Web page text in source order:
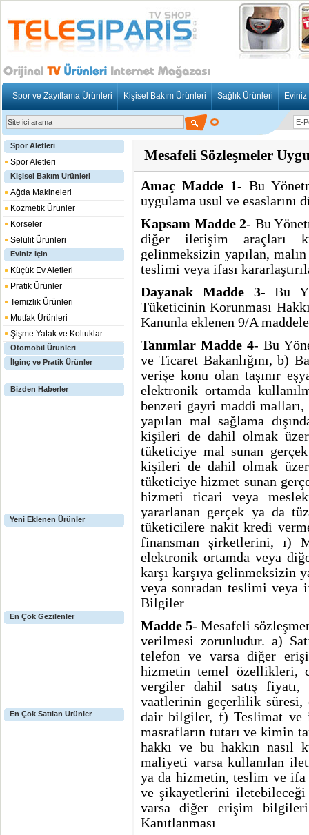
Spor ve Zayıflama Ürünleri Kişisel Bakım Ürünleri Sağlık Ürünleri Eviniz
Spor Aletleri
Spor Aletleri
Kişisel Bakım Ürünleri
Ağda Makineleri
Kozmetik Ürünler
Korseler
Selülit Ürünleri
Eviniz İçin
Küçük Ev Aletleri
Pratik Ürünler
Temizlik Ürünleri
Mutfak Ürünleri
Şişme Yatak ve Koltuklar
Otomobil Ürünleri
İlginç ve Pratik Ürünler
Bizden Haberler
Yeni Eklenen Ürünler
En Çok Gezilenler
En Çok Satılan Ürünler
Mesafeli Sözleşmeler
Amaç Madde 1- Bu
uygulama usul ve esaslarını
Kapsam Madde 2- Bu
diğer iletişim araçları
gelinmeksizin yapılan,
teslimi veya ifası
Dayanak Madde 3- Bu
Tüketicinin Korunması
Kanunla eklenen 9/A
Tanımlar Madde 4- Bu
ve Ticaret Bakanlığını, b)
verişe konu olan taşınır
elektronik ortamda
benzeri gayri maddi
yapılan mal sağlama
kişileri de dahil olmak
tüketiciye mal sunan
kişileri de dahil olmak
tüketiciye hizmet sunan
hizmeti ticari veya
yararlanan gerçek ya da
tüketicilere nakit kredi
finansman şirketlerini, ı)
elektronik ortamda veya
karşı karşıya gelinmeksizin
veya sonradan teslimi veya
Bilgiler
Madde 5- Mesafeli
verilmesi zorunludur. a)
telefon ve varsa diğer
hizmetin temel özellikleri,
vergiler dahil satış fiyatı,
vaatlerinin geçerlilik süresi,
dair bilgiler, f) Teslimat ve
masrafların tutarı ve kimin
hakkı ve bu hakkın nasıl
maliyeti varsa kullanılan
ya da hizmetin, teslim ve
ve şikayetlerini iletebileceği
varsa diğer erişim
Kanıtlanması